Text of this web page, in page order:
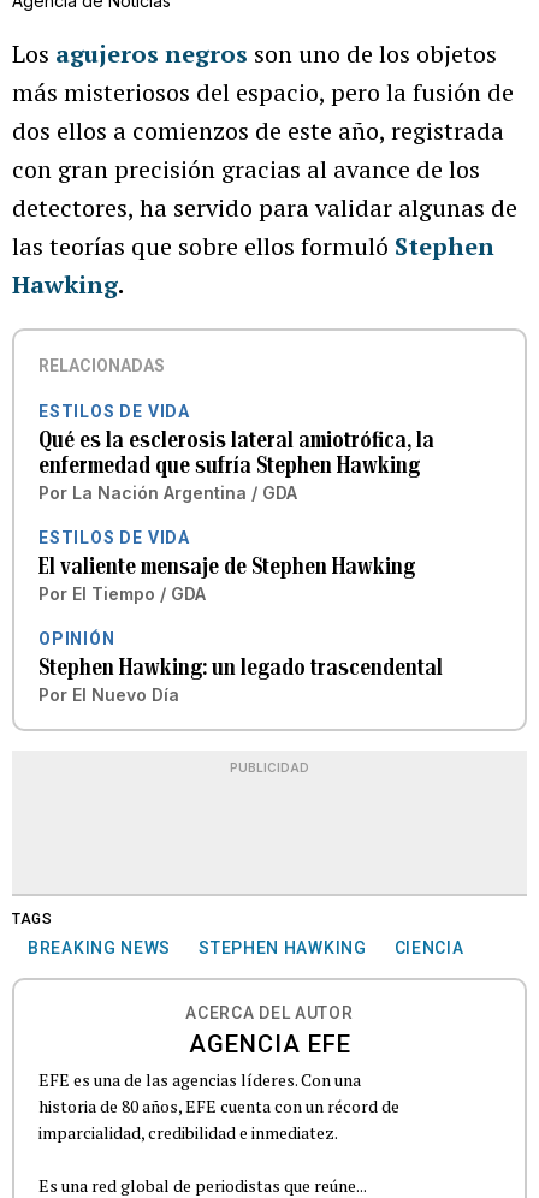
Los agujeros negros son uno de los objetos
más misteriosos del espacio, pero la fusión de
dos ellos a comienzos de este año, registrada
con gran precisión gracias al avance de los
detectores, ha servido para validar algunas de
las teorías que sobre ellos formuló Stephen
Hawking.
RELACIONADAS
ESTILOS DE VIDA
Qué es la esclerosis lateral amiotrófica, la
enfermedad que sufría Stephen Hawking
Por La Nación Argentina / GDA
ESTILOS DE VIDA
El valiente mensaje de Stephen Hawking
Por El Tiempo / GDA
OPINIÓN
Stephen Hawking: un legado trascendental
Por El Nuevo Día
PUBLICIDAD
TAGS
BREAKING NEWS STEPHEN HAWKING CIENCIA
ACERCA DEL AUTOR
AGENCIA EFE
EFE es una de las agencias líderes. Con una
historia de 80 años, EFE cuenta con un récord de
imparcialidad, credibilidad e inmediatez.
Es una red global de periodistas que reúne...